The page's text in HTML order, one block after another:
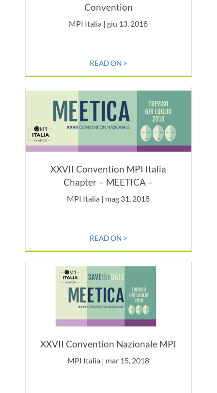
Convention
MPI Italia | giu 13, 2018
READ ON >
XXVII Convention MPI Italia
Chapter – MEETICA –
MPI Italia | mag 31, 2018
READ ON >
XXVII Convention Nazionale MPI
MPI Italia | mar 15, 2018